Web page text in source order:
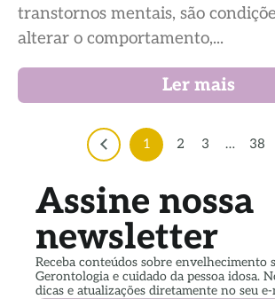
transtornos mentais, são
alterar o comportamento,...
Ler mais
1 2 3 … 38
Assine nossa
newsletter
Receba conteúdos sobre envelhecimento
Gerontologia e cuidado da pessoa idosa.
dicas e atualizações diretamente no seu